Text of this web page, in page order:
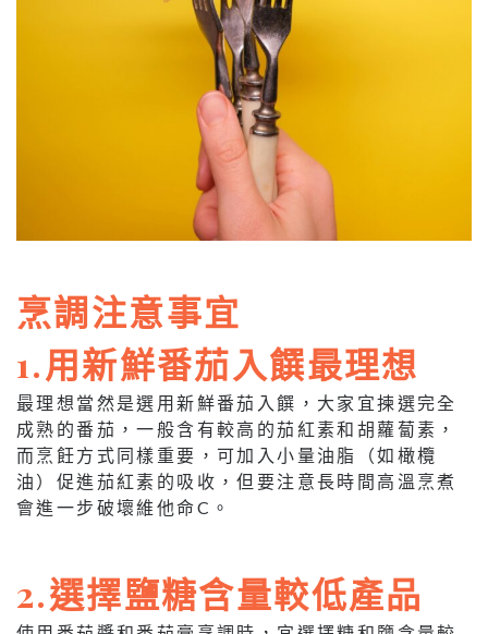
烹調注意事宜
1.用新鮮番茄入饌最理想
最理想當然是選用新鮮番茄入饌，大家宜揀選完全
成熟的番茄，一般含有較高的茄紅素和胡蘿蔔素，
而烹飪方式同樣重要，可加入小量油脂（如橄欖
油）促進茄紅素的吸收，但要注意長時間高溫烹煮
會進一步破壞維他命C。
2.選擇鹽糖含量較低產品